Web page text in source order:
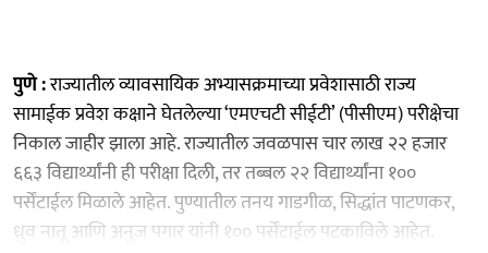
पुणे :राज्यातील व्यावसायिक अभ्यासक्रमाच्या प्रवेशासाठी राज्य
सामाईक प्रवेश कक्षाने घेतलेल्या ‘एमएचटी सीईटी’ (पीसीएम) परीक्षेचा
निकाल जाहीर झाला आहे. राज्यातील जवळपास चार लाख २२ हजार
६६३ विद्यार्थ्यांनी ही परीक्षा दिली, तर तब्बल २२ विद्यार्थ्यांना १००
पर्सेंटाईल मिळाले आहेत. पुण्यातील तनय गाडगीळ, सिद्धांत पाटणकर,
ध्रुव नातू आणि अनुज पगार यांनी १०० पर्सेंटाईल पटकाविले आहेत.